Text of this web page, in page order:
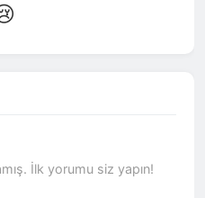
İlk yorumu siz yapın!